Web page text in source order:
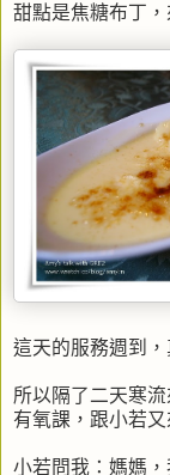
甜點是焦糖布丁
這天的服務週到
所以隔了二天寒
有氧課，跟小若
小若問我：媽媽